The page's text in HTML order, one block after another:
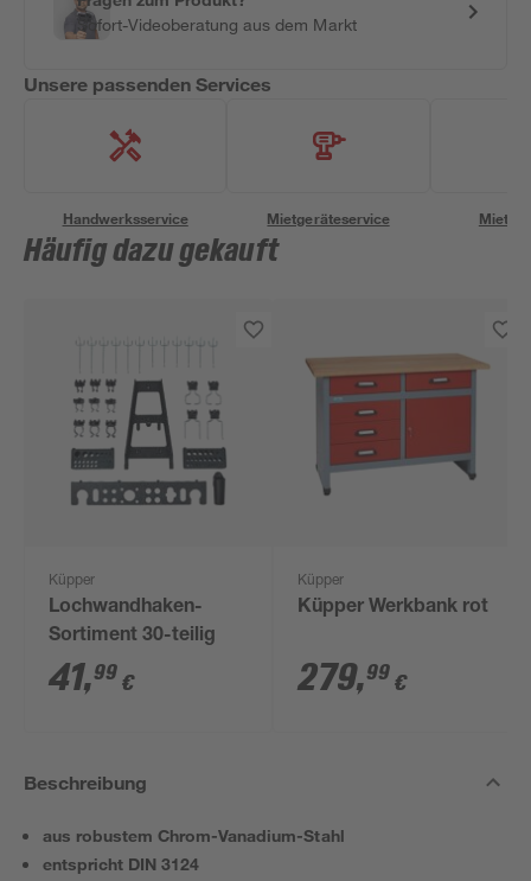
Sofort-Videoberatung aus dem Markt
Unsere passenden Services
Handwerksservice Mietgeräteservice
Häufig dazu gekauft
Küpper
Lochwandhaken-
Sortiment 30-teilig
41,99 €
Küpper
Küpper Werkbank rot
279,99 €
Beschreibung
aus robustem Chrom-Vanadium-Stahl
entspricht DIN 3124